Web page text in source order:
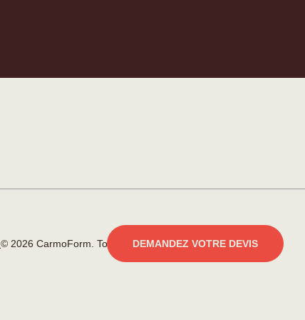
DEMANDEZ VOTRE DEVIS
© 2026 CarmoForm. Tous droits réservés. réalisé par KOBU